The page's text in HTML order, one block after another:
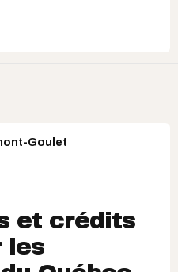
Goulet
et crédits
les